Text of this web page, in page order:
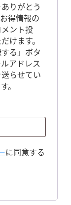
りがとう
得情報の
ント投
けます。
る」ボタ
アドレス
らせてい
。
に同意する